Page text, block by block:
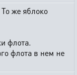
же яблоко
флота.
флота в нем не